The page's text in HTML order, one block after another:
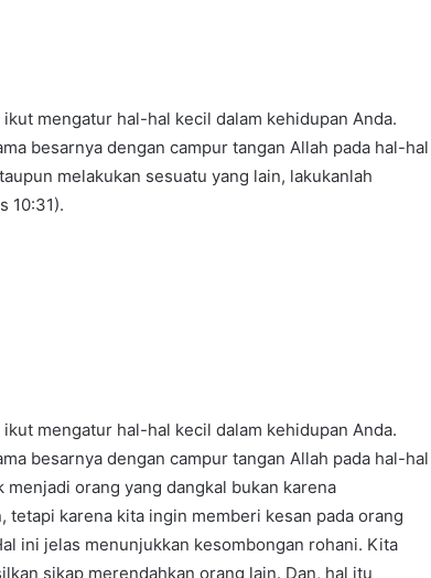
mengatur hal-hal kecil dalam kehidupan Anda.
besarnya dengan campur tangan Allah pada hal-hal
melakukan sesuatu yang lain, lakukanlah
10:31).
mengatur hal-hal kecil dalam kehidupan Anda.
besarnya dengan campur tangan Allah pada hal-hal
orang yang dangkal bukan karena
tetapi karena kita ingin memberi kesan pada orang
ini jelas menunjukkan kesombongan rohani. Kita
sikap merendahkan orang lain. Dan, hal itu